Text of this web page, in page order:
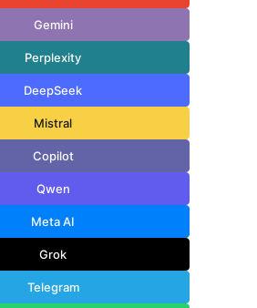
Gemini
Perplexity
DeepSeek
Mistral
Copilot
Qwen
Meta AI
Grok
Telegram